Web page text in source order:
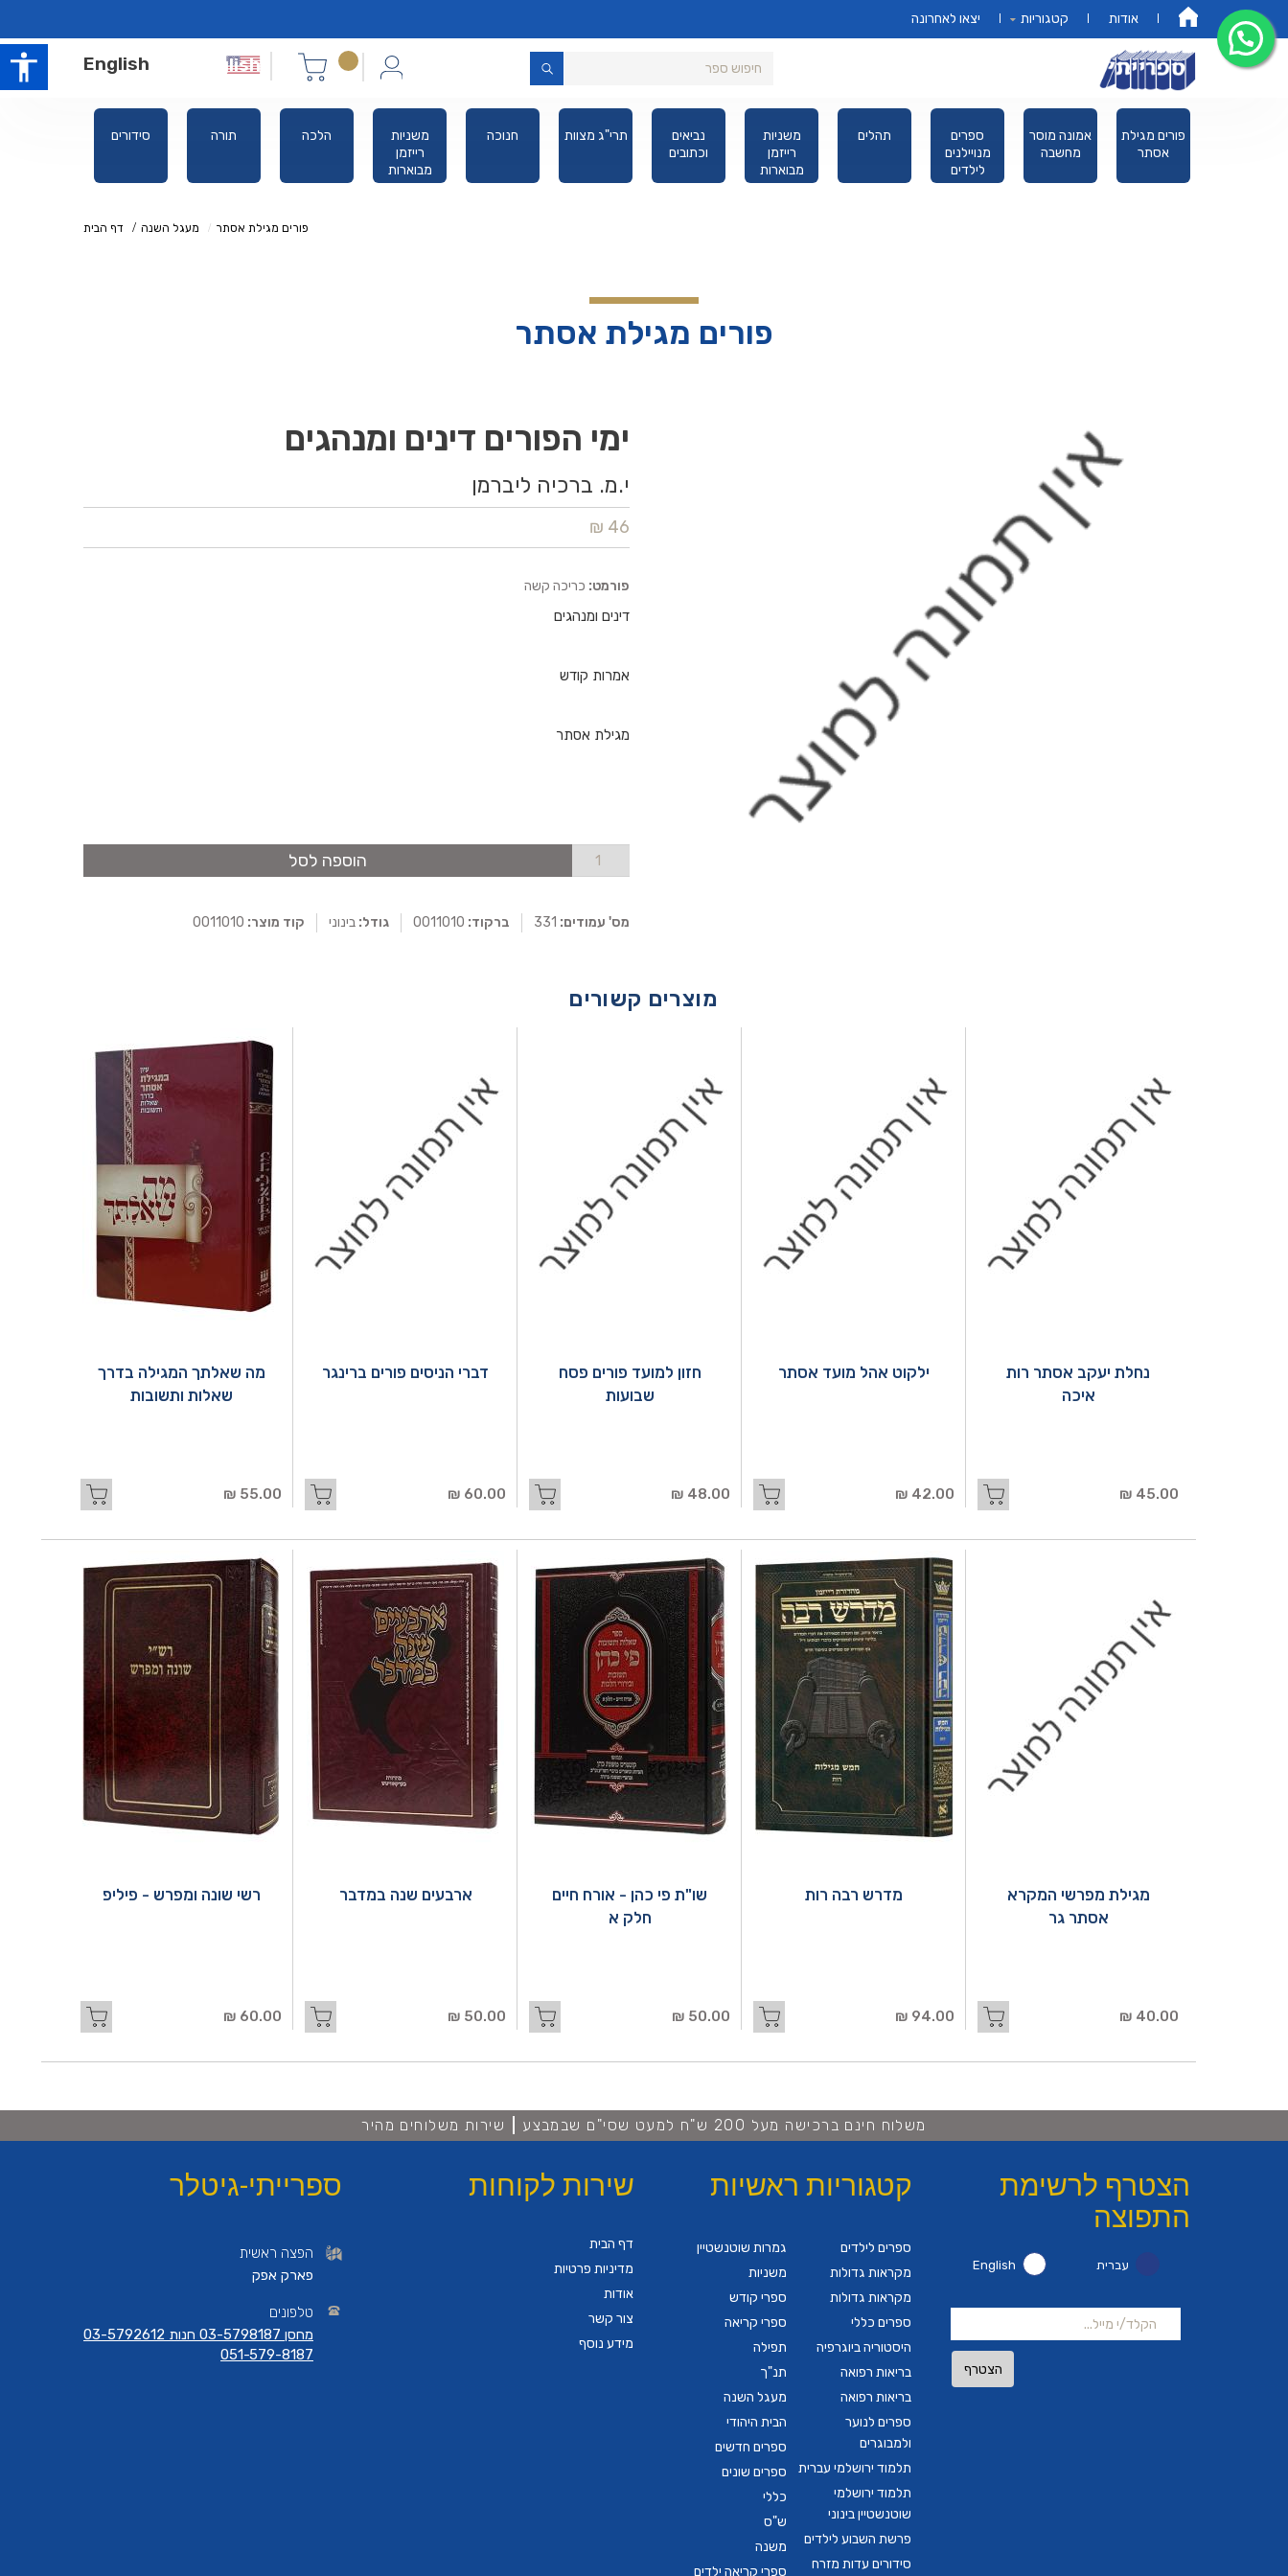
אודות קטגוריות יצאו לאחרונה
English
סידורים תורה הלכה
משניות
רייזמן
מבוארות
חנוכה תרי"ג מצוות
נביאים
וכתובים
משניות
רייזמן
מבוארות
מהדורת כיס
תהלים
ספרים
מנויילנים
לילדים
אמונה מוסר
מחשבה
פורים מגילת
אסתר
דף הבית מעגל השנה פורים מגילת אסתר
פורים מגילת אסתר
ימי הפורים דינים ומנהגים
י.מ. ברכיה ליברמן
46 ₪
פורמט: כריכה קשה
דינים ומנהגים
אמרות קודש
מגילת אסתר
הוספה לסל
מס' עמודים: ברקוד: גודל: בינוני קוד מוצר:
מוצרים קשורים
נחלת יעקב אסתר רות
איכה
45.00 ₪
ילקוט אהל מועד אסתר
42.00 ₪
חזון למועד פורים פסח
שבועות
48.00 ₪
דברי הניסים פורים ברינגר
60.00 ₪
מה שאלתך המגילה בדרך
שאלות ותשובות
55.00 ₪
מגילת מפרשי המקרא
אסתר גר
40.00 ₪
מדרש רבה רות
94.00 ₪
שו"ת פי כהן - אורח חיים
חלק א
50.00 ₪
ארבעים שנה במדבר
50.00 ₪
רשי שונה ומפרש - פיליפ
60.00 ₪
משלוח חינם ברכישה מעל 200 ש"ח למעט שסי"ם שבמבצע שירות משלוחים מהיר
ספרייתי-גיטלר
הפצה ראשית
פארק אפק
טלפונים
מחסן 03-5798187 חנות 03-5792612
051-579-8187
הצטרף לרשימת
התפוצה
עברית English
הצטרף
קטגוריות ראשיות
גמרות שוטנשטיין
משניות
ספרי קודש
ספרי קריאה
תפילה
תנ"ך
מעגל השנה
הבית היהודי
ספרים חדשים
ספרים שונים
כללי
ש"ס
משנה
ספרי קריאה ילדים
ספרים לילדים
מקראות גדולות
מקראות גדולות
ספרים כללי
היסטוריה ביוגרפיה
בריאות רפואה
בריאות רפואה
ספרים לנוער
ולמבוגרים
תלמוד ירושלמי עברית
תלמוד ירושלמי
שוטנשטיין בינוני
פרשת השבוע לילדים
סידורים עדות מזרח
שירות לקוחות
דף הבית
מדיניות פרטיות
אודות
צור קשר
מידע נוסף